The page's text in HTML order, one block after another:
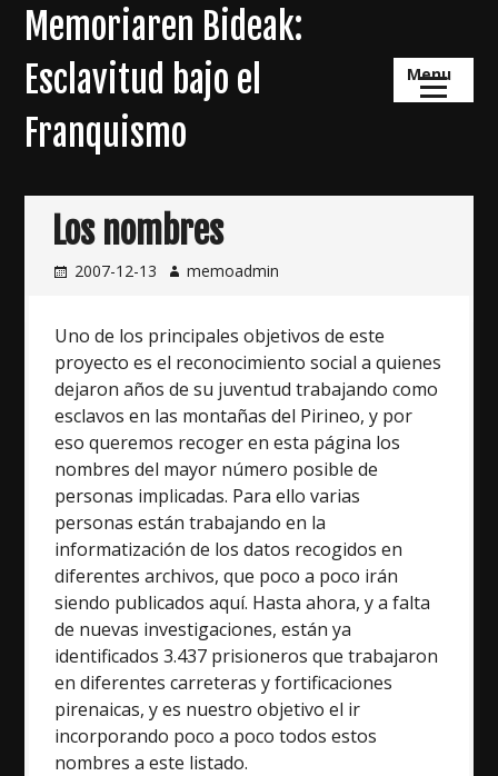
Skip
content
Memoriaren Bideak:
Esclavitud bajo el
Franquismo
Menu
Los nombres
2007-12-13 memoadmin
Uno de los principales objetivos de este
proyecto es el reconocimiento social a quienes
dejaron años de su juventud trabajando como
esclavos en las montañas del Pirineo, y por
eso queremos recoger en esta página los
nombres del mayor número posible de
personas implicadas. Para ello varias
personas están trabajando en la
informatización de los datos recogidos en
diferentes archivos, que poco a poco irán
siendo publicados aquí. Hasta ahora, y a falta
de nuevas investigaciones, están ya
identificados 3.437 prisioneros que trabajaron
en diferentes carreteras y fortificaciones
pirenaicas, y es nuestro objetivo el ir
incorporando poco a poco todos estos
nombres a este listado.